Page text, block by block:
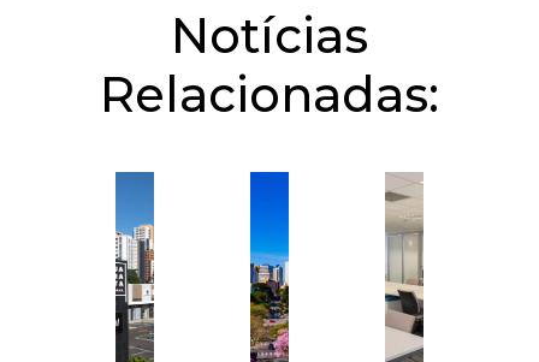
Notícias
Relacionadas: